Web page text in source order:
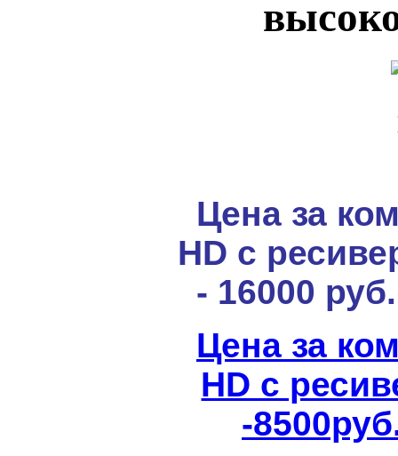
Цена за
HD с
- 16000
Цена за
HD с
-